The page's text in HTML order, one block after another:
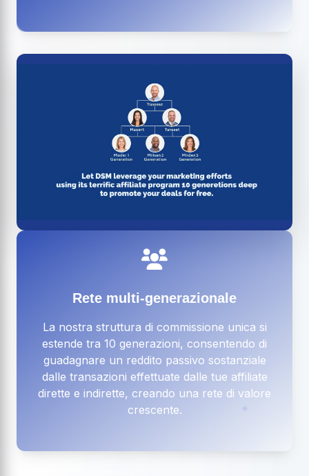
Rete multi-generazionale
La nostra struttura di commissione unica si
estende tra 10 generazioni, consentendo di
guadagnare un reddito passivo sostanziale
dalle transazioni effettuate dalle tue affiliate
dirette e indirette, creando una rete di valore
crescente.